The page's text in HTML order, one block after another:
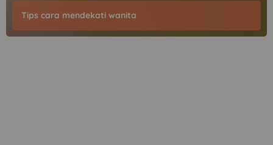
Tips cara mendekati wanita